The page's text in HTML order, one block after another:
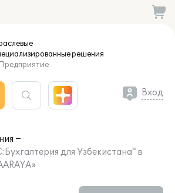
решения
Вход
для Узбекистана" в